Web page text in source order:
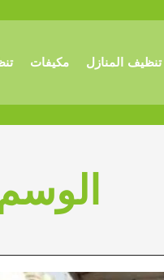
تنظيف المنازل مكيفات